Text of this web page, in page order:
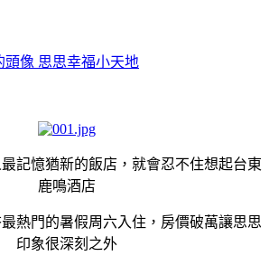
思思幸福小天地
記憶猶新的飯店，就會忍不住想起台東
鹿鳴酒店
熱門的暑假周六入住，房價破萬讓思思
印象很深刻之外